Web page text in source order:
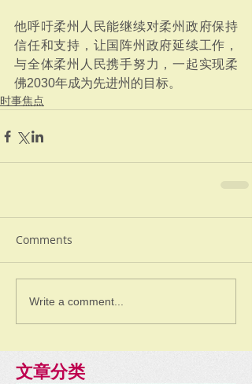
他呼吁柔州人民能继续对柔州政府保持
信任和支持，让国阵州政府延续工作，
与全体柔州人民携手努力，一起实现柔
佛2030年成为先进州的目标。
时事焦点
Comments
Write a comment...
文章分类